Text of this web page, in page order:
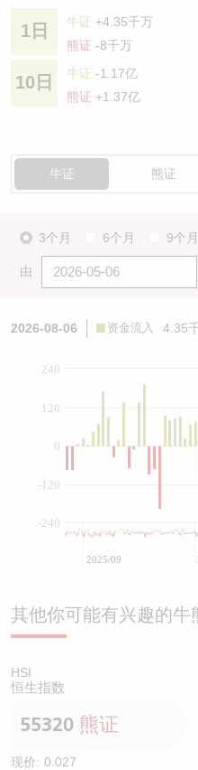
1日 牛证 +4.35千万
熊证 -8千万
10日 牛证 -1.17亿
熊证 +1.37亿
牛证 熊证
3个月 6个月 9个月
由
2026-08-06 资金流入 4.35
0
-240
-120
120
240
2025/09
其他你可能有兴趣的牛
HSI
恒生指数
55320 熊证
现价: 0.027